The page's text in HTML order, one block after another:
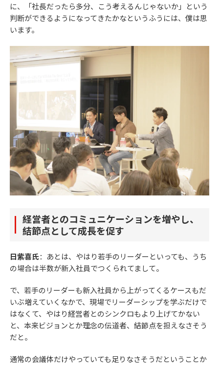
に、「社長だったら多分、こう考えるんじゃないか」という
判断ができるようになってきたかなというふうには、僕は思
います。
経営者とのコミュニケーションを増やし、
結節点として成長を促す
日紫喜氏：あとは、やはり若手のリーダーといっても、うち
の場合は半数が新入社員でつくられてまして。
で、若手のリーダーも新入社員から上がってくるケースもだ
いぶ増えていくなかで、現場でリーダーシップを学ぶだけで
はなくて、やはり経営者とのシンクロもより上げてかない
と、本来ビジョンとか理念の伝道者、結節点を担えなさそう
だと。
通常の会議体だけやっていても足りなさそうだということか